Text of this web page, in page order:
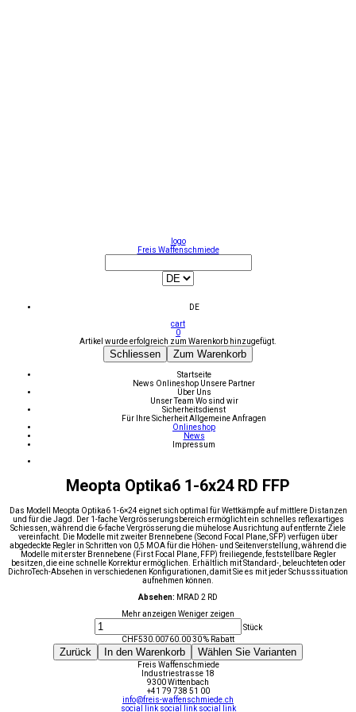
logo
Freis Waffenschmiede
DE
cart
0
Artikel wurde erfolgreich zum Warenkorb hinzugefügt.
Schliessen Zum Warenkorb
Startseite
News Onlineshop Unsere Partner
Über Uns
Unser Team Wo sind wir
Sicherheitsdienst
Für Ihre SicherheitAllgemeine Anfragen
Onlineshop
News
Impressum
Meopta Optika6 1-6x24 RD FFP
Das Modell Meopta Optika6 1-6×24 eignet sich optimal für Wettkämpfe auf mittlere Distanzen
und für die Jagd. Der 1-fache Vergrösserungsbereich ermöglicht ein schnelles reflexartiges
Schiessen, während die 6-fache Vergrösserung die mühelose Ausrichtung auf entfernte Ziele
vereinfacht. Die Modelle mit zweiter Brennebene (Second Focal Plane, SFP) verfügen über
abgedeckte Regler in Schritten von 0,5 MOA für die Höhen- und Seitenverstellung, während die
Modelle mit erster Brennebene (First Focal Plane, FFP) freiliegende, feststellbare Regler
besitzen, die eine schnelle Korrektur ermöglichen. Erhältlich mit Standard-, beleuchteten oder
DichroTech-Absehen in verschiedenen Konfigurationen, damit Sie es mit jeder Schusssituation
aufnehmen können.
Absehen: MRAD 2 RD
Mehr anzeigen Weniger zeigen
Stück
CHF530.00760.0030 % Rabatt
Zurück In den Warenkorb Wählen Sie Varianten
Freis Waffenschmiede
Industriestrasse 18
9300 Wittenbach
+41 79 738 51 00
info@freis-waffenschmiede.ch
social link social link social link